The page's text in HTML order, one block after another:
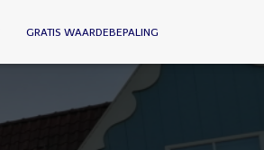
GRATIS WAARDEBEPALING